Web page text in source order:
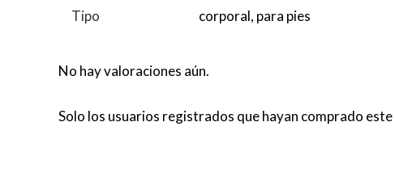
Tipo corporal, para pies
No hay valoraciones aún.
Solo los usuarios registrados que hayan comprado